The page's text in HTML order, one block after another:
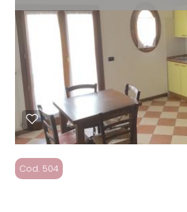
Cod. 504
Bagni
minimi
Qualsiasi
1